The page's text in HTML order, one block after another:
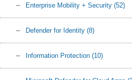
Enterprise Mobility + Security (52)
Defender for Identity (8)
Information Protection (10)